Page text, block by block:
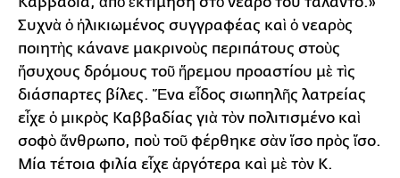
Συχνὰ ὁ ἡλικιωμένος συγγραφέας καὶ ὁ νεαρὸς
ποιητὴς κάνανε μακρινοὺς περιπάτους στοὺς
ἥσυχους δρόμους τοῦ ἤρεμου προαστίου μὲ τὶς
διάσπαρτες βίλες. Ἕνα εἶδος σιωπηλῆς λατρείας
εἶχε ὁ μικρὸς Καββαδίας γιὰ τὸν πολιτισμένο καὶ
σοφὸ ἄνθρωπο, ποὺ τοῦ φέρθηκε σὰν ἴσο πρὸς ἴσο.
Μία τέτοια φιλία εἶχε ἀργότερα καὶ μὲ τὸν Κ.